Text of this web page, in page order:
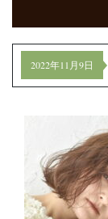
2022年11月9日